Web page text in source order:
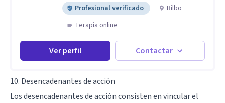
Profesional verificado
Bilbo
Terapia online
Ver perfil Contactar
10. Desencadenantes de acción
Los desencadenantes de acción consisten en vincular el